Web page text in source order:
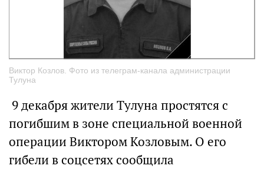
Виктор Козлов. Фото из телеграм-канала администрации
Тулуна
9 декабря жители Тулуна простятся с
погибшим в зоне специальной военной
операции Виктором Козловым. О его
гибели в соцсетях сообщила